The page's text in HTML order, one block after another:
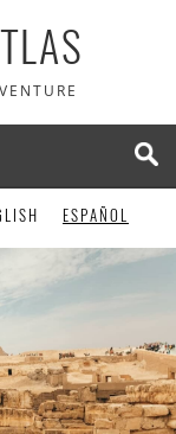
ESPAÑOL
en
seguro de
nosotros